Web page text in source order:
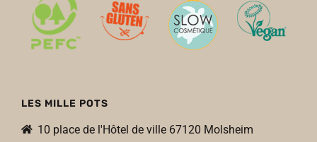
LES MILLE POTS
10 place de l'Hôtel de ville 67120 Molsheim